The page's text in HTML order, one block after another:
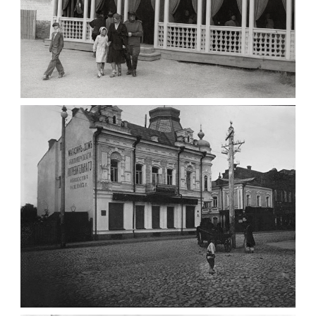
ПАВІЛЬЙОН МОРОЗИВА ЖИТОМИР 1947
Фото Житомир (1945-
1960)
Leave a comment
ФОТО ЖИТОМИРА 1905 ВУЛ.
МИХАЙЛІВСЬКА-СКОРУЛЬСЬКОГО